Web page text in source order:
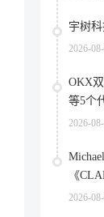
宇树
2026-
OKX
等5个
2026-
《
2026-